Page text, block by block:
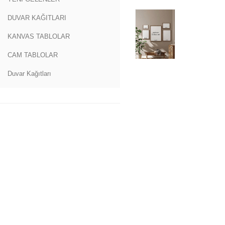
DUVAR KAĞITLARI
KANVAS TABLOLAR
CAM TABLOLAR
Duvar Kağıtları